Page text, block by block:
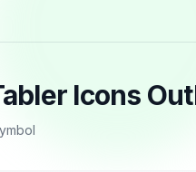
Icons